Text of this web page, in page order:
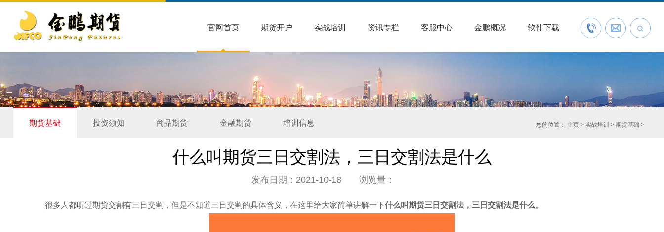
联系我们预约开户
官网首页 期货开户 实战培训 资讯专栏 客服中心 金鹏概况 软件下载
期货基础 投资须知 商品期货 金融期货 培训信息 您的位置： 主页 >实战培训 >期货基础 >
什么叫期货三日交割法，三日交割法是什么
发布日期：2021-10-18 浏览量：
很多人都听过期货交割有三日交割，但是不知道三日交割的具体含义，在这里给大家简单讲解一下什么叫期货三日交割法，三日交割法是什么。